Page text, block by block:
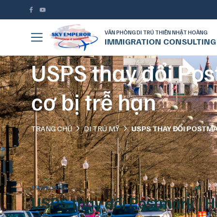
VĂN PHÒNG DI TRÚ THIÊN NHẬT HOÀNG
IMMIGRATION CONSULTING
USPS thay đổi
cơ bị trễ hạn
TRANG CHỦ DI TRÚ MỸ USPS THAY ĐỔI
19/01/2026
USPS thay đổi Postmark |